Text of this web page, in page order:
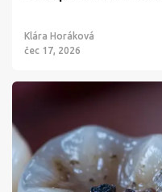
Klára Horáková
čec 17, 2026